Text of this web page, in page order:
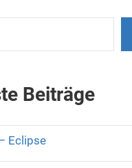
Beiträge
Eclipse